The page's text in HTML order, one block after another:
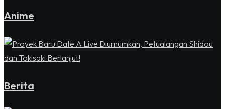
Anime
Berita